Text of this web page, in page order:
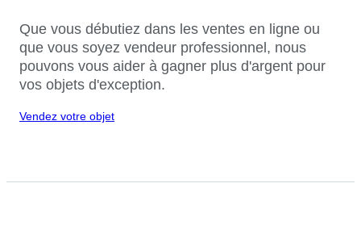
Que vous débutiez dans les ventes en ligne ou
que vous soyez vendeur professionnel, nous
pouvons vous aider à gagner plus d'argent pour
vos objets d'exception.
Vendez votre objet